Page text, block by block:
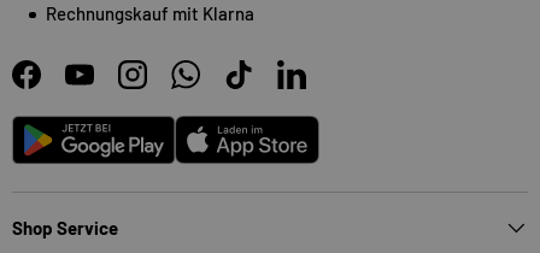
Rechnungskauf mit Klarna
FacebookYouTubeInstagramWhatsAppTikTokLinkedIn
Android App Store
Shop Service